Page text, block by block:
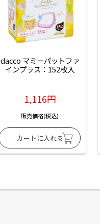
dacco マミーパットファ
インプラス：152枚入
1,116円
販売価格(税込)